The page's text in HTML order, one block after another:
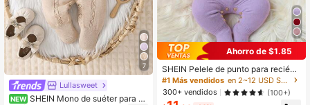
7
Lullasweet
NEW SHEIN Mono de suéter para ni
Ahorro de $1.85
SHEIN Pelele de punto para recién
nacido, con cuello de encaje dulce,
estampado jacquard de letras ingle
sas casuales, mono suave y lindo d
#1 Más vendidos
en 2~12 USD Suéteres y monos para bebés recién nacidos
300+ vendidos
(100+)